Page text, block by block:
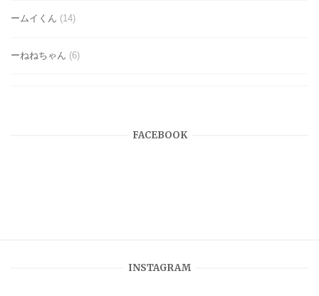
ームイくん (14)
ーねねちゃん (6)
FACEBOOK
INSTAGRAM